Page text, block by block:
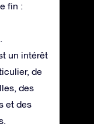
fin :
un intérêt
de
des
et des